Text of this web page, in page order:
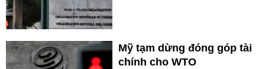
Mỹ tạm dừng đóng góp tài
chính cho WTO